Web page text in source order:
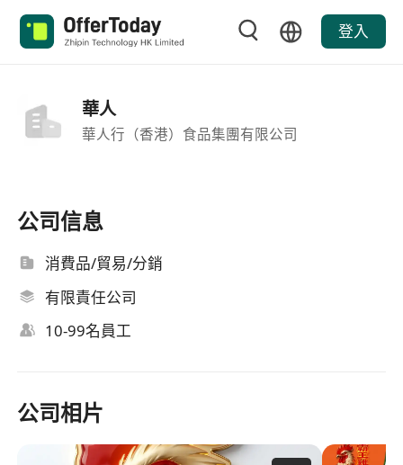
登入
華人
華人行（香港）食品集團有限公司
公司信息
消費品/貿易/分銷
有限責任公司
10-99名員工
公司相片